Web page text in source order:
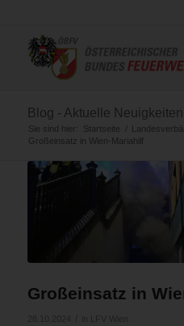
Blog - Aktuelle Neuigkeiten
Sie sind hier: Startseite /
Großeinsatz in Wien-Mariahilf
Großeinsatz in